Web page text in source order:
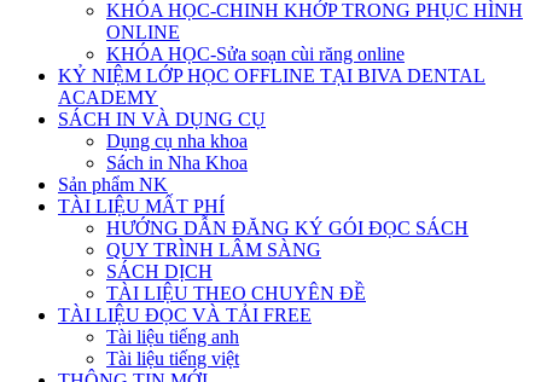
KHÓA HỌC-CHINH KHỚP TRONG PHỤC HÌNH
ONLINE
KHÓA HỌC-Sửa soạn cùi răng online
KỶ NIỆM LỚP HỌC OFFLINE TẠI BIVA DENTAL
ACADEMY
SÁCH IN VÀ DỤNG CỤ
Dụng cụ nha khoa
Sách in Nha Khoa
Sản phẩm NK
TÀI LIỆU MẤT PHÍ
HƯỚNG DẪN ĐĂNG KÝ GÓI ĐỌC SÁCH
QUY TRÌNH LÂM SÀNG
SÁCH DỊCH
TÀI LIỆU THEO CHUYÊN ĐỀ
TÀI LIỆU ĐỌC VÀ TẢI FREE
Tài liệu tiếng anh
Tài liệu tiếng việt